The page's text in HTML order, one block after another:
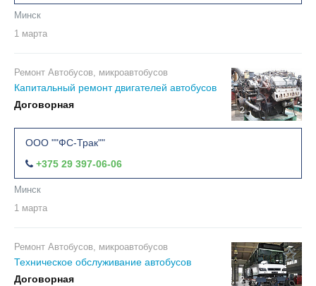
Минск
1 марта
2
Ремонт Автобусов, микроавтобусов
Капитальный ремонт двигателей автобусов
Договорная
ООО ""ФС-Трак""
+375 29 397-06-06
Минск
1 марта
2
Ремонт Автобусов, микроавтобусов
Техническое обслуживание автобусов
Договорная